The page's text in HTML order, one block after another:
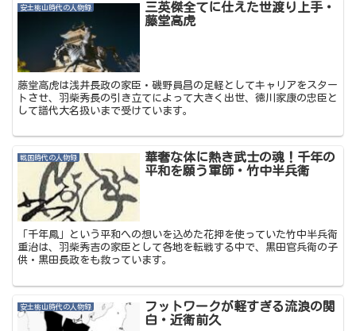
安土桃山時代の人物録
三英傑全てに仕えた世渡り上手・
藤堂高虎
藤堂高虎は浅井長政の家臣・磯野員昌の足軽としてキャリアをスター
トさせ、羽柴秀長の引き立てによって大きく出世、徳川家康の忠臣と
して譜代大名扱いまで受けています。
戦国時代の人物録
華奢な体に熱き武士の魂！千年の
平和を願う軍師・竹中半兵衛
「千年鳳」という平和への想いを込めた花押を使っていた竹中半兵衛
重治は、羽柴秀吉の家臣として各地を転戦する中で、黒田官兵衛の子
供・黒田長政をも救っています。
安土桃山時代の人物録
フットワークが軽すぎる流浪の関
白・近衛前久